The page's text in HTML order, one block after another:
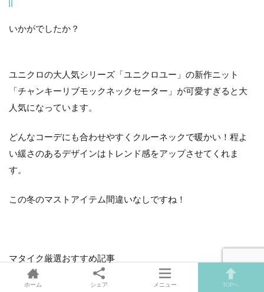
いかがでしたか？
ユニクロの大人気シリーズ「ユニクロユー」の新作ニット
「チャンキーリブモックネックセーター」が可愛すぎると大
人気になっています。
どんなコーデにも合わせやすくクルーネックで暖かい！程よ
い緩さのあるデザインはトレンド感をアップさせてくれま
す。
この冬のマストアイテム間違いなしですね！
マタイク厳選おすすめ記事
ホーム シェア メニュー TOPへ